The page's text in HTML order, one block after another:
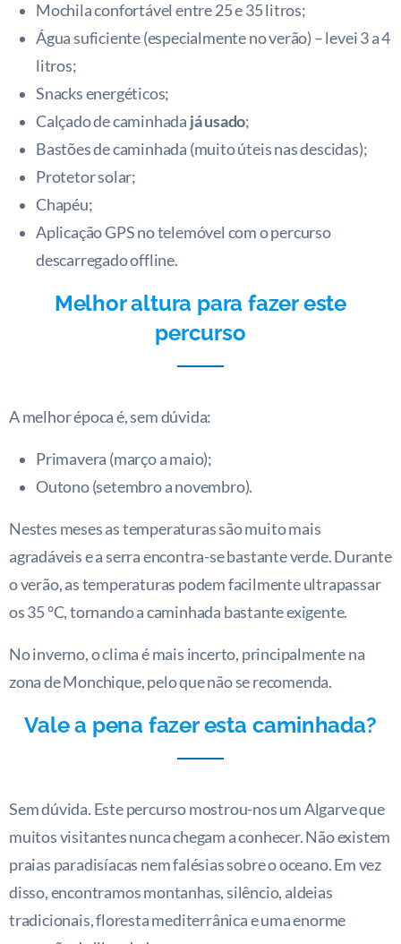
Mochila confortável entre 25 e 35 litros;
Água suficiente (especialmente no verão) – levei 3 a 4
litros;
Snacks energéticos;
Calçado de caminhada já usado;
Bastões de caminhada (muito úteis nas descidas);
Protetor solar;
Chapéu;
Aplicação GPS no telemóvel com o percurso
descarregado offline.
Melhor altura para fazer este
percurso
A melhor época é, sem dúvida:
Primavera (março a maio);
Outono (setembro a novembro).
Nestes meses as temperaturas são muito mais
agradáveis e a serra encontra-se bastante verde. Durante
o verão, as temperaturas podem facilmente ultrapassar
os 35 °C, tornando a caminhada bastante exigente.
No inverno, o clima é mais incerto, principalmente na
zona de Monchique, pelo que não se recomenda.
Vale a pena fazer esta caminhada?
Sem dúvida. Este percurso mostrou-nos um Algarve que
muitos visitantes nunca chegam a conhecer. Não existem
praias paradisíacas nem falésias sobre o oceano. Em vez
disso, encontramos montanhas, silêncio, aldeias
tradicionais, floresta mediterrânica e uma enorme